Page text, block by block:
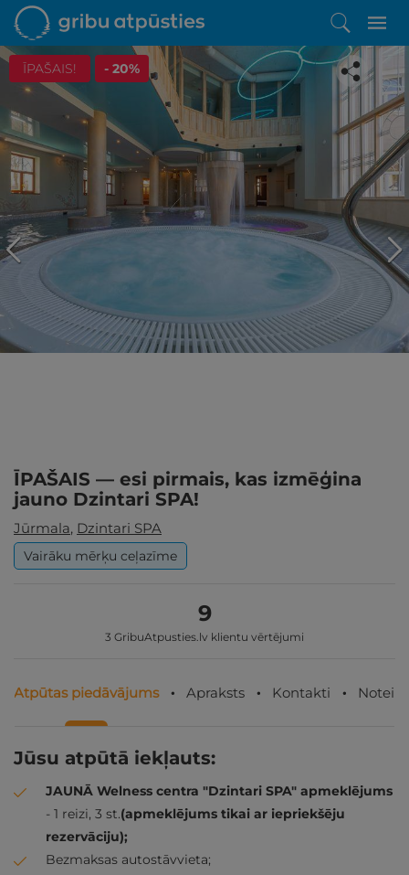
ĪPAŠAIS! - 20%
Iepatikās šis piedāvājums?
Līdz brīnišķīgai atpūtai atlikuši tikai daži soļi
ĪPAŠAIS — esi pirmais, kas izmēģina
jauno Dzintari SPA!
Jūrmala, Dzintari SPA
Vairāku mērķu ceļazīme
9
3 GribuAtpusties.lv klientu vērtējumi
Atpūtas piedāvājums Apraksts Kontakti
Jūsu atpūtā iekļauts:
JAUNĀ Welness centra "Dzintari SPA" apmeklējums
- 1 reizi, 3 st.(apmeklējums tikai ar iepriekšēju
rezervāciju);
Bezmaksas autostāvvieta;